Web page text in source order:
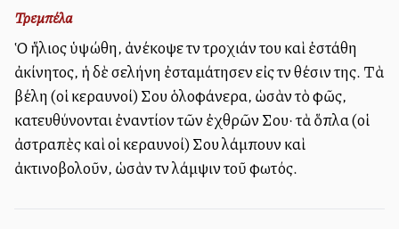
Τρεμπέλα
Ὁ ἥλιος ὑψώθη, ἀνέκοψε τὴν τροχιάν του καὶ ἐστάθη
ἀκίνητος, ἡ δὲ σελήνη ἐσταμάτησεν εἰς τὴν θέσιν της. Τὰ
βέλη (οἱ κεραυνοί) Σου ὁλοφάνερα, ὡσὰν τὸ φῶς,
κατευθύνονται ἐναντίον τῶν ἐχθρῶν Σου· τὰ ὅπλα (οἱ
ἀστραπὲς καὶ οἱ κεραυνοί) Σου λάμπουν καὶ
ἀκτινοβολοῦν, ὡσὰν τὴν λάμψιν τοῦ φωτός.